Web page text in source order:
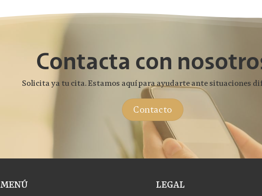
Contacta con
Solicita ya tu cita. Estamos aquí para ayudarte ante situaciones
Contacto
MENÚ LEGAL